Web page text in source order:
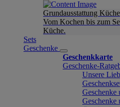
Grundausstattung Küche
Vom Kochen bis zum
Küche.
Sets
Geschenke
Geschenkkarte
Geschenke-
Unsere
Geschenke
Geschenke